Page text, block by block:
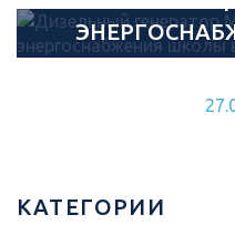
КАТЕГОРИИ